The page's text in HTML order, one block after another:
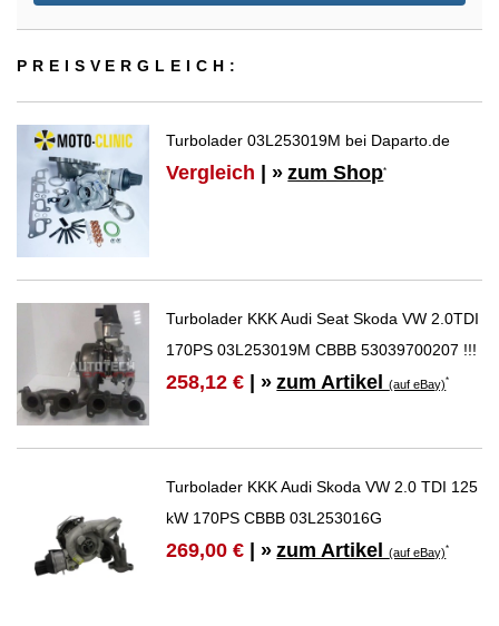
PREIS­VER­GLEICH:
Turbolader 03L253019M bei Daparto.de
Vergleich | » zum Shop*
Turbolader KKK Audi Seat Skoda VW 2.0TDI
170PS 03L253019M CBBB 53039700207 !!!
258,12 € | » zum Artikel(auf eBay)*
Turbolader KKK Audi Skoda VW 2.0 TDI 125
kW 170PS CBBB 03L253016G
269,00 € | » zum Artikel(auf eBay)*